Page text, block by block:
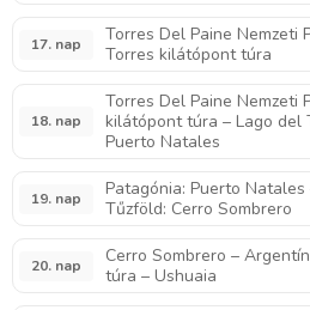
17. nap
Torres Del Paine Nemzeti
Torres kilátópont túra
18. nap
Torres Del Paine Nemzeti
kilátópont túra – Lago del
Puerto Natales
19. nap
Patagónia: Puerto
Tűzföld: Cerro Sombrero
20. nap
Cerro Sombrero –
túra – Ushuaia